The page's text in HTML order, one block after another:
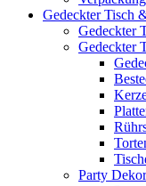
Gedeckter Tisch
Gedeckter
Gedeckter
Party